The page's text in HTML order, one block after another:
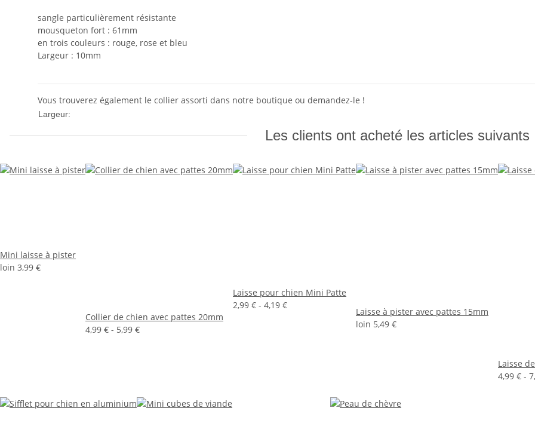
sangle particulièrement résistante
mousqueton fort : 61mm
en trois couleurs : rouge, rose et bleu
Largeur : 10mm
Vous trouverez également le collier assorti dans notre boutique ou demandez-le !
Largeur:
Les clients ont acheté les articles suivants
Mini laisse à pister
loin 3,99 €
Collier de chien avec pattes 20mm
4,99 € - 5,99 €
Laisse pour chien Mini Patte
2,99 € - 4,19 €
Laisse à pister avec pattes 15mm
loin 5,49 €
Laisse
4,99 € -